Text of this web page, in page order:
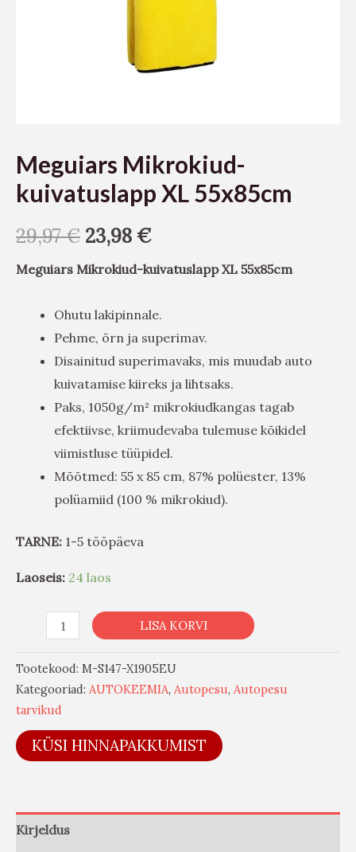
Meguiars Mikrokiud-
kuivatuslapp XL 55x85cm
29,97€ 23,98€
Meguiars Mikrokiud-kuivatuslapp XL 55x85cm
Ohutu lakipinnale.
Pehme, õrn ja superimav.
Disainitud superimavaks, mis muudab auto
kuivatamise kiireks ja lihtsaks.
Paks, 1050g/m² mikrokiudkangas tagab
efektiivse, kriimudevaba tulemuse kõikidel
viimistluse tüüpidel.
Mõõtmed: 55 x 85 cm, 87% polüester, 13%
polüamiid (100 % mikrokiud).
TARNE: 1-5 tööpäeva
Laoseis: 24 laos
LISA KORVI
Tootekood: M-S147-X1905EU
Kategooriad: AUTOKEEMIA, Autopesu, Autopesu
tarvikud
KÜSI HINNAPAKKUMIST
Kirjeldus